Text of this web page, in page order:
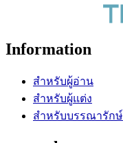
Information
สำหรับผู้อ่าน
สำหรับผู้แต่ง
สำหรับบรรณารักษ์